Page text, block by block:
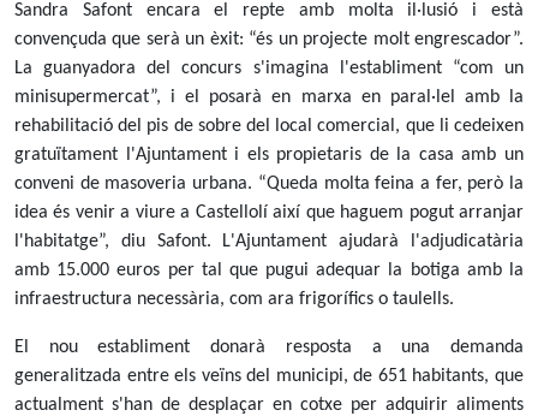
Sandra Safont encara el repte amb molta il·lusió i està
convençuda que serà un èxit: “és un projecte molt engrescador”.
La guanyadora del concurs s'imagina l'establiment “com un
minisupermercat”, i el posarà en marxa en paral·lel amb la
rehabilitació del pis de sobre del local comercial, que li cedeixen
gratuïtament l'Ajuntament i els propietaris de la casa amb un
conveni de masoveria urbana. “Queda molta feina a fer, però la
idea és venir a viure a Castellolí així que haguem pogut arranjar
l'habitatge”, diu Safont. L'Ajuntament ajudarà l'adjudicatària
amb 15.000 euros per tal que pugui adequar la botiga amb la
infraestructura necessària, com ara frigorífics o taulells.
El nou establiment donarà resposta a una demanda
generalitzada entre els veïns del municipi, de 651 habitants, que
actualment s'han de desplaçar en cotxe per adquirir aliments